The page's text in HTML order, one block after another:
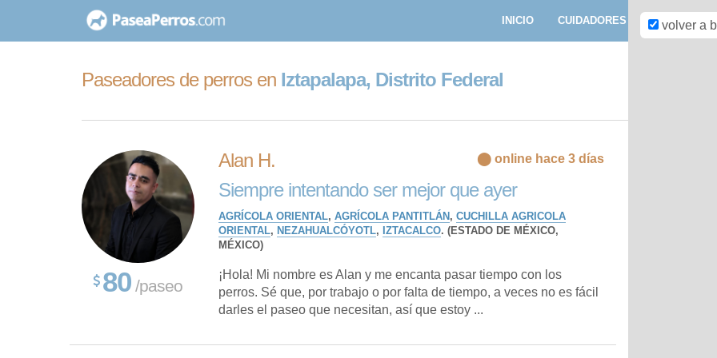
contenido
INICIO CUIDADORES
Paseadores de perros en Iztapalapa, Distrito Federal
80 /paseo
Alan H. ⬤ online hace 3 días
Siempre intentando ser mejor que ayer
AGRÍCOLA ORIENTAL, AGRÍCOLA PANTITLÁN , CUCHILLA AGRICOLA
ORIENTAL, NEZAHUALCÓYOTL, IZTACALCO. (ESTADO DE MÉXICO,
MÉXICO)
¡Hola! Mi nombre es Alan y me encanta pasar tiempo con los
perros. Sé que, por trabajo o por falta de tiempo, a veces no es fácil
darles el paseo que necesitan, así que estoy ...
volver a